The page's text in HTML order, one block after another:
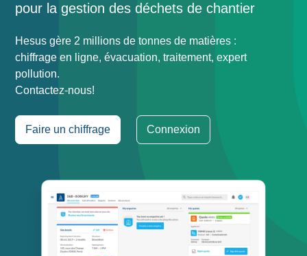
pour la gestion des déchets de chantier
Hesus gère 2 millions de tonnes de matières :
chiffrage en ligne, évacuation, traitement, expert
pollution.
Contactez-nous!
Faire un chiffrage Connexion